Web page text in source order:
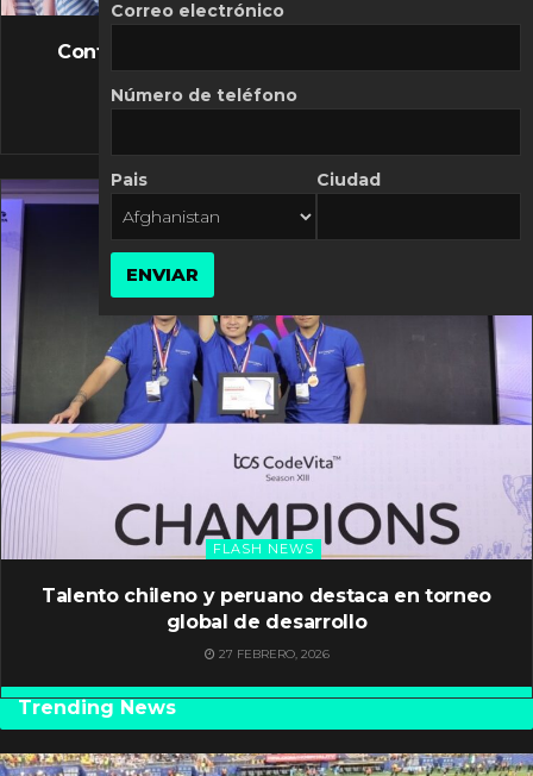
FLASH NEWS
Controversia de Mercado Libre por costos
10 MARZO, 2026
FLASH NEWS
Talento chileno y peruano destaca en torneo
global de desarrollo
27 FEBRERO, 2026
Trending News
Correo electrónico
Número de teléfono
Pais Ciudad
ENVIAR